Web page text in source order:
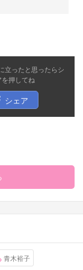
立ったと思ったらシ
を押してね
シェア
青木裕子